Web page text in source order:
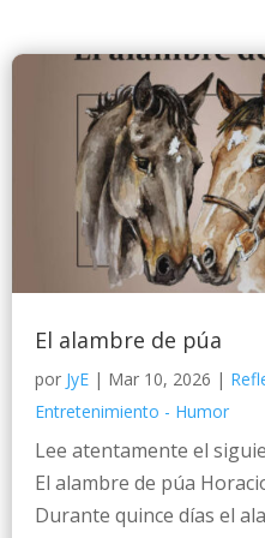
El alambre de púa
por JyE| Mar 10, 2026 |
Entretenimiento - Humor
Lee atentamente el
El alambre de púa
Durante quince días el